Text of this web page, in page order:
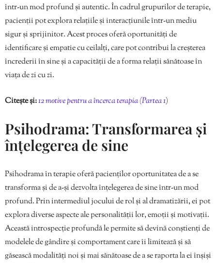
într-un mod profund și autentic. În cadrul grupurilor de terapie,
pacienții pot explora relațiile și interacțiunile într-un mediu
sigur și sprijinitor. Acest proces oferă oportunități de
identificare și empatie cu ceilalți, care pot contribui la creșterea
încrederii în sine și a capacității de a forma relații sănătoase în
viața de zi cu zi.
Citește și:12 motive pentru a încerca terapia (Partea 1)
Psihodrama: Transformarea și
înțelegerea de sine
Psihodrama în terapie oferă pacienților oportunitatea de a se
transforma și de a-și dezvolta înțelegerea de sine într-un mod
profund. Prin intermediul jocului de rol și al dramatizării, ei pot
explora diverse aspecte ale personalității lor, emoții și motivații.
Această introspecție profundă le permite să devină conștienți de
modelele de gândire și comportament care îi limitează și să
găsească modalități noi și mai sănătoase de a se raporta la ei înșiși